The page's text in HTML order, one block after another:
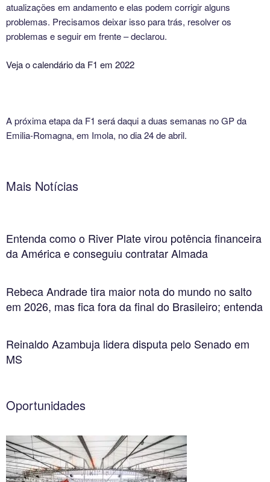
atualizações em andamento e elas podem corrigir alguns
problemas. Precisamos deixar isso para trás, resolver os
problemas e seguir em frente – declarou.
Veja o calendário da F1 em 2022
A próxima etapa da F1 será daqui a duas semanas no GP da
Emilia-Romagna, em Imola, no dia 24 de abril.
Mais Notícias
Entenda como o River Plate virou potência financeira
da América e conseguiu contratar Almada
Rebeca Andrade tira maior nota do mundo no salto
em 2026, mas fica fora da final do Brasileiro; entenda
Reinaldo Azambuja lidera disputa pelo Senado em
MS
Oportunidades